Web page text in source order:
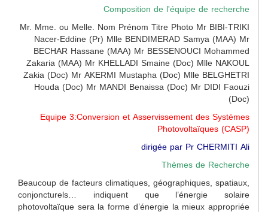
Composition de l'équipe de recherche
Mr. Mme. ou Melle. Nom Prénom Titre Photo Mr BIBI-TRIKI
Nacer-Eddine (Pr) Mlle BENDIMERAD Samya (MAA) Mr
BECHAR Hassane (MAA) Mr BESSENOUCI Mohammed
Zakaria (MAA) Mr KHELLADI Smaine (Doc) Mlle NAKOUL
Zakia (Doc) Mr AKERMI Mustapha (Doc) Mlle BELGHETRI
Houda (Doc) Mr MANDI Benaissa (Doc) Mr DIDI Faouzi
(Doc)
Equipe 3:Conversion et Asservissement des Systèmes
Photovoltaïques (CASP)
dirigée par Pr CHERMITI Ali
Thèmes de Recherche
Beaucoup de facteurs climatiques, géographiques, spatiaux,
conjoncturels… indiquent que l’énergie solaire
photovoltaïque sera la forme d’énergie la mieux appropriée